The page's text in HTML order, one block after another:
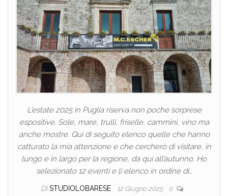
L’estate 2025 in Puglia riserva non poche sorprese
espositive. Sole, mare, trulli, friselle, cammini, vino ma
anche mostre. Qui di seguito elenco quelle che hanno
catturato la mia attenzione e che cercherò di visitare, in
lungo e in largo per la regione, da qui all’autunno. Ho
selezionato 12 eventi e li elenco in ordine di…
Di STUDIOLOBARESE 12 Giugno 2025 0